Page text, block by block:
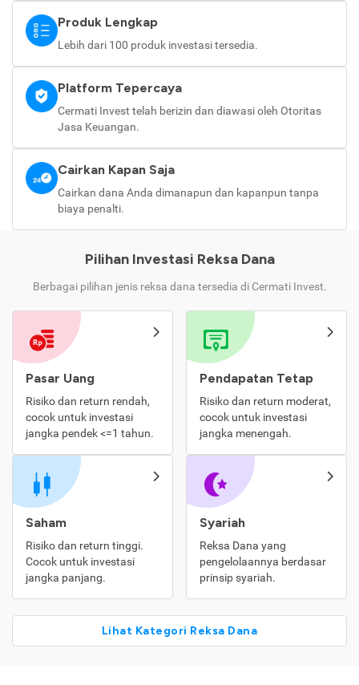
Produk Lengkap
Lebih dari 100 produk investasi tersedia.
Platform Tepercaya
Cermati Invest telah berizin dan diawasi oleh Otoritas
Jasa Keuangan.
Cairkan Kapan Saja
Cairkan dana Anda dimanapun dan kapanpun tanpa
biaya penalti.
Pilihan Investasi Reksa Dana
Berbagai pilihan jenis reksa dana tersedia di Cermati Invest.
Pasar Uang
Risiko dan return rendah,
cocok untuk investasi
jangka pendek <=1 tahun.
Pendapatan Tetap
Risiko dan return moderat,
cocok untuk investasi
jangka menengah.
Saham
Risiko dan return tinggi.
Cocok untuk investasi
jangka panjang.
Syariah
Reksa Dana yang
pengelolaannya berdasar
prinsip syariah.
Lihat Kategori Reksa Dana